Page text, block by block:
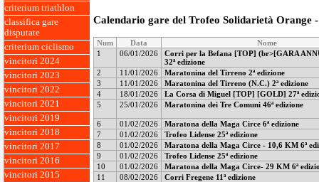
criterium triathlon
classifica gare
disputate
criterium ciclismo
vincitori 2024
vincitori 2023
vincitori 2022
vincitori 2021
vincitori 2019
vincitori 2018
vincitori 2017
vincitori 2016
vincitori 2015
Calendario gare del Trofeo Solidarietà Orange
Num Data
Nome
1
06/01/2026
Corri per la Befana [TOP] (br>[GARA
32ª edizione
2
11/01/2026
Maratonina del Tirreno 2ª edizione
3
11/01/2026
Maratonina del Tirreno (N.C.) 2ª edizione
4
18/01/2026
La Corsa di Miguel [TOP] [GOLD] 27ª
5
25/01/2026 Maratonina dei Tre Comuni 46ª edizione
6 01/02/2026
Maratona della Maga Circe 6ª edizione
7
01/02/2026
Trofeo Lidense 25ª edizione
8
01/02/2026
Maratona della Maga Circe - 10,6 KM 6ª
9
01/02/2026
Trofeo Lidense 25ª edizione
10
01/02/2026
Maratona della Maga Circe- 29 KM 6ª
11
08/02/2026 Corri Fregene 11ª edizione